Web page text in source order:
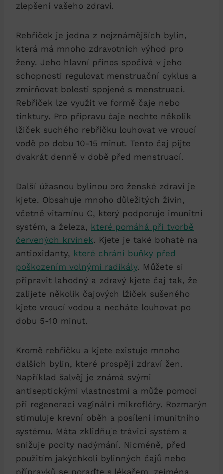
zlepšení vašeho zdraví.
Rebříček je jedna z nejznámějších bylin,
která má mnoho zdravotních výhod pro
ženy. Jeho hlavní přínos spočívá v jeho
schopnosti regulovat menstruační cyklus a
zmírňovat bolesti spojené s menstruací.
Rebříček lze využít ve formě čaje nebo
tinktury. Pro přípravu čaje nechte několik
lžiček suchého rebříčku louhovat ve vroucí
vodě po dobu 10-15 minut. Tento čaj pijte
dvakrát denně v době před menstruací.
Další úžasnou bylinou pro ženské zdraví je
kjete. Obsahuje mnoho důležitých živin,
včetně vitamínu C, který podporuje imunitní
systém, a železa, které pomáhá při tvorbě
červených krvinek. Kjete je také bohaté na
antioxidanty, které chrání buňky před
poškozením volnými radikály. Můžete si
připravit lahodný a zdravý kjete čaj tak, že
zalijete několik čajových lžiček sušeného
kjete vroucí vodou a necháte louhovat po
dobu 5-10 minut.
Kromě rebříčku a kjete existuje mnoho
dalších bylin, které prospějí zdraví žen.
Například šalvěj je známá svými
antiseptickými vlastnostmi a může pomoci
při regeneraci vaginální mikroflóry. Rozmarýn
stimuluje krevní oběh a posílení imunitního
systému. Máta zklidňuje trávicí systém a
snižuje pocity nadýmání. Nicméně, před
použitím jakýchkoli bylinných čajů nebo
přípravků se poraďte s lékařem, zejména